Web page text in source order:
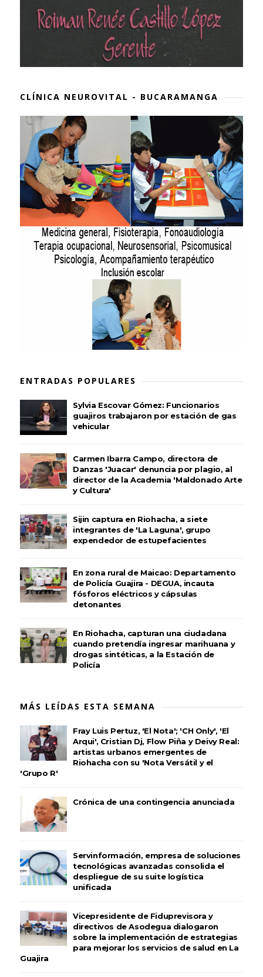
CLÍNICA NEUROVITAL - BUCARAMANGA
ENTRADAS POPULARES
Sylvia Escovar Gómez: Funcionarios
guajiros trabajaron por estación de gas
vehicular
Carmen Ibarra Campo, directora de
Danzas 'Juacar' denuncia por plagio, al
director de la Academia 'Maldonado Arte
y Cultura'
Sijin captura en Riohacha, a siete
integrantes de 'La Laguna', grupo
expendedor de estupefacientes
En zona rural de Maicao: Departamento
de Policía Guajira - DEGUA, incauta
fósforos eléctricos y cápsulas
detonantes
En Riohacha, capturan una ciudadana
cuando pretendía ingresar marihuana y
drogas sintéticas, a la Estación de
Policía
MÁS LEÍDAS ESTA SEMANA
Fray Luis Pertuz, 'El Nota'; 'CH Only', 'El
Arqui', Cristian Dj, Flow Piña y Deivy Real:
artistas urbanos emergentes de
Riohacha con su 'Nota Versátil y el
'Grupo R'
Crónica de una contingencia anunciada
Servinformación, empresa de soluciones
tecnológicas avanzadas consolida el
despliegue de su suite logística
unificada
Vicepresidente de Fiduprevisora y
directivos de Asodegua dialogaron
sobre la implementación de estrategias
para mejorar los servicios de salud en La
Guajira